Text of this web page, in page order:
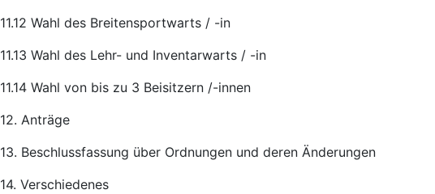
11.12 Wahl des Breitensportwarts / -in
11.13 Wahl des Lehr- und Inventarwarts / -in
11.14 Wahl von bis zu 3 Beisitzern /-innen
12. Anträge
13. Beschlussfassung über Ordnungen und deren Änderungen
14. Verschiedenes